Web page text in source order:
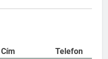
Cím Telefon